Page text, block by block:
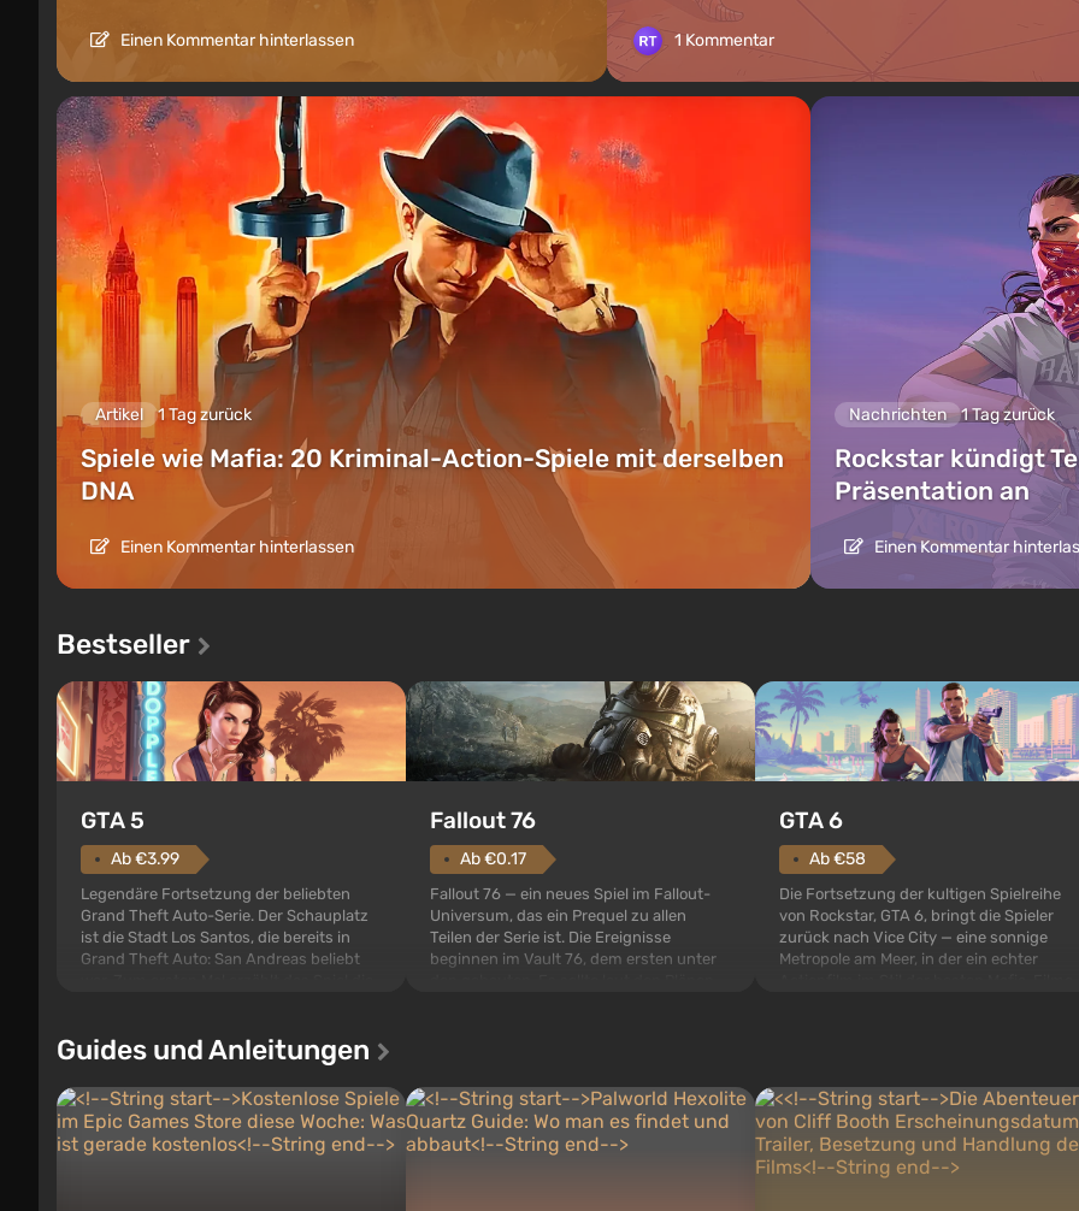
Einen Kommentar hinterlassen 1 Kommentar
Artikel 1 Tag zurück
Spiele wie Mafia: 20 Kriminal-Action-Spiele mit derselben
DNA
Einen Kommentar hinterlassen
Nachrichten 1 Tag zurück
Rockstar kündigt
Präsentation an
Einen Kommentar
Bestseller
GTA 5
Ab €3.99
Legendäre Fortsetzung der beliebten
Grand Theft Auto-Serie. Der Schauplatz
ist die Stadt Los Santos, die bereits in
Grand Theft Auto: San Andreas beliebt
denen Sie jederzeit...
Fallout 76
Ab €0.17
Fallout 76 — ein neues Spiel im Fallout-
Universum, das ein Prequel zu allen
Teilen der Serie ist. Die Ereignisse
beginnen im Vault 76, dem ersten unter
GTA 6
Ab €58
Die Fortsetzung der kultigen Spielreihe
von Rockstar, GTA 6, bringt die Spieler
zurück nach Vice City — eine sonnige
Metropole am Meer, in der ein echter
Guides und Anleitungen